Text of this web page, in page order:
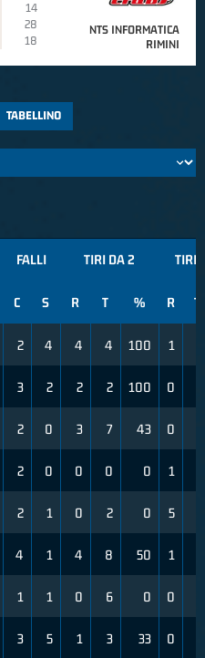
14
28
18
NTS INFORMATICA
RIMINI
TABELLINO
FALLI TIRI DA 2 TIRI
C S R T % R T
2 4 4 4 100 1
3 2 2 2 100 0
2 0 3 7 43 0
2 0 0 0 0 1
2 1 0 2 0 5
4 1 4 8 50 1
1 1 0 6 0 0
3 5 1 3 33 0